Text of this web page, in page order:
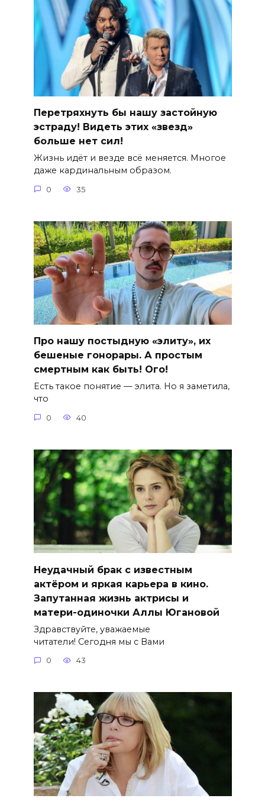
Перетряхнуть бы нашу застойную
эстраду! Видеть этих «звезд»
больше нет сил!
Жизнь идёт и везде всё меняется. Многое
даже кардинальным образом.
0 35
Про нашу постыдную «элиту», их
бешеные гонорары. А простым
смертным как быть! Ого!
Есть такое понятие — элита. Но я заметила,
что
0 40
Неудачный брак с известным
актёром и яркая карьера в кино.
Запутанная жизнь актрисы и
матери-одиночки Аллы Югановой
Здравствуйте, уважаемые
читатели! Сегодня мы с Вами
0 43